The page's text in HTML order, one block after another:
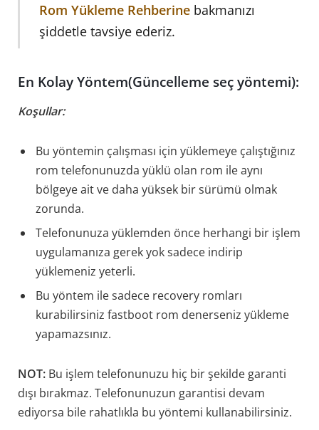
Rom Yükleme Rehberine bakmanızı
şiddetle tavsiye ederiz.
En Kolay Yöntem(Güncelleme seç yöntemi):
Koşullar:
Bu yöntemin çalışması için yüklemeye çalıştığınız
rom telefonunuzda yüklü olan rom ile aynı
bölgeye ait ve daha yüksek bir sürümü olmak
zorunda.
Telefonunuza yüklemden önce herhangi bir işlem
uygulamanıza gerek yok sadece indirip
yüklemeniz yeterli.
Bu yöntem ile sadece recovery romları
kurabilirsiniz fastboot rom denerseniz yükleme
yapamazsınız.
NOT: Bu işlem telefonunuzu hiç bir şekilde garanti
dışı bırakmaz. Telefonunuzun garantisi devam
ediyorsa bile rahatlıkla bu yöntemi kullanabilirsiniz.